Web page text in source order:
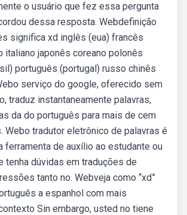
o usuário que fez essa pergunta
dessa resposta. Webdefinição
significa xd inglês (eua) francês
italiano japonês coreano polonês
português (portugal) russo chinês
serviço do google, oferecido sem
traduz instantaneamente palavras,
da do português para mais de cem
Webo tradutor eletrônico de palavras é
ferramenta de auxílio ao estudante ou
tenha dúvidas em traduções de
tanto no. Webveja como “xd”
a espanhol com mais
Sin embargo, usted no tiene